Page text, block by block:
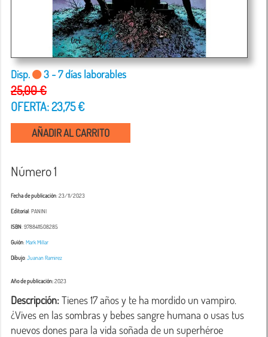
Disp. 3 - 7 días laborables
25,00 €
OFERTA: 23,75 €
AÑADIR AL CARRITO
Número 1
Fecha de publicación: 23/11/2023
Editorial: PANINI
ISBN: 9788411508285
Guión:Mark Millar
Dibujo:Juanan Ramirez
Año de publicación:2023
Descripción: Tienes 17 años y te ha mordido un vampiro.
¿Vives en las sombras y bebes sangre humana o usas tus
nuevos dones para la vida soñada de un superhéroe